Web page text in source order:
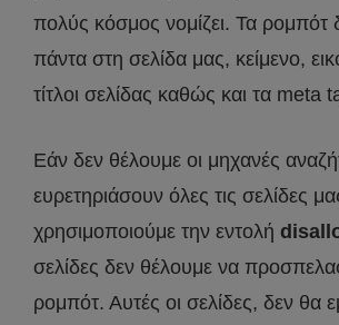
πολύς κόσμος νομίζει. Τα ρομπότ
πάντα στη σελίδα μας, κείμενο,
τίτλοι σελίδας καθώς και τα meta
Εάν δεν θέλουμε οι μηχανές
ευρετηριάσουν όλες τις σελίδες
χρησιμοποιούμε την εντολή
σελίδες δεν θέλουμε να
ρομπότ. Αυτές οι σελίδες, δεν θα